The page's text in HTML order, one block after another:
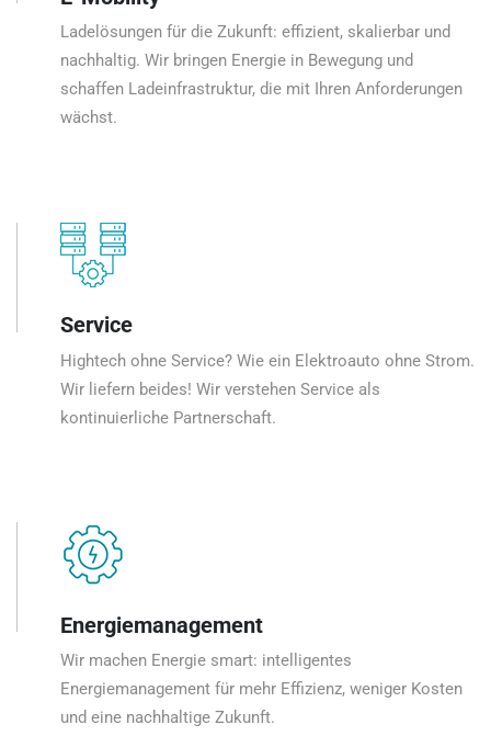
Ladelösungen für die Zukunft: effizient, skalierbar und
nachhaltig. Wir bringen Energie in Bewegung und
schaffen Ladeinfrastruktur, die mit Ihren Anforderungen
wächst.
Service
Hightech ohne Service? Wie ein Elektroauto ohne Strom.
Wir liefern beides! Wir verstehen Service als
kontinuierliche Partnerschaft.
Energiemanagement
Wir machen Energie smart: intelligentes
Energiemanagement für mehr Effizienz, weniger Kosten
und eine nachhaltige Zukunft.